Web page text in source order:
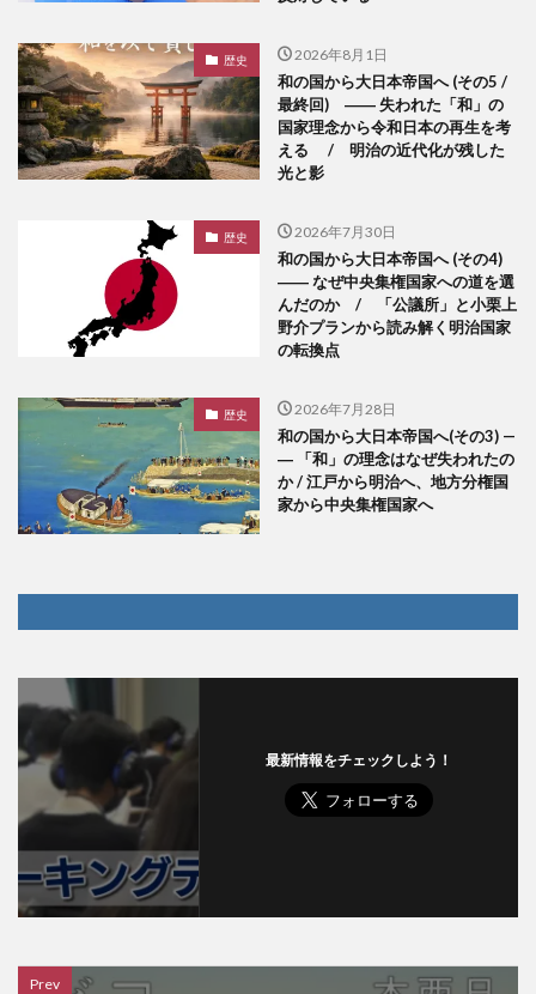
歴史 2026年8月1日
和の国から大日本帝国へ (その5 /
最終回) ―― 失われた「和」の
国家理念から令和日本の再生を考
える / 明治の近代化が残した
光と影
歴史 2026年7月30日
和の国から大日本帝国へ (その4)
―― なぜ中央集権国家への道を選
んだのか / 「公議所」と小栗上
野介プランから読み解く明治国家
の転換点
歴史 2026年7月28日
和の国から大日本帝国へ(その3) —
― 「和」の理念はなぜ失われたの
か / 江戸から明治へ、地方分権国
家から中央集権国家へ
最新情報をチェックしよう！
Prev